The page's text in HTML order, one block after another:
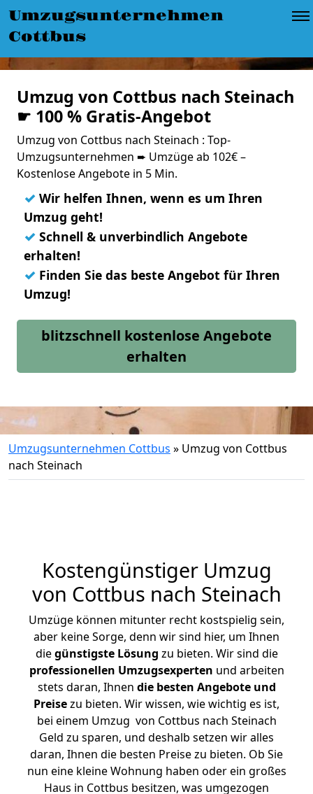
Umzugsunternehmen
Cottbus
Umzug von Cottbus nach Steinach
☛ 100 % Gratis-Angebot
Umzug von Cottbus nach Steinach : Top-
Umzugsunternehmen ➨ Umzüge ab 102€ –
Kostenlose Angebote in 5 Min.
✓ Wir helfen Ihnen, wenn es um Ihren
Umzug geht!
✓ Schnell & unverbindlich Angebote
erhalten!
✓ Finden Sie das beste Angebot für Ihren
Umzug!
blitzschnell kostenlose Angebote
erhalten
Umzugsunternehmen Cottbus » Umzug von Cottbus
nach Steinach
Kostengünstiger Umzug
von Cottbus nach Steinach
Umzüge können mitunter recht kostspielig sein,
aber keine Sorge, denn wir sind hier, um Ihnen
diegünstigste Lösung zu bieten. Wir sind die
professionellen Umzugsexperten und arbeiten
stets daran, Ihnen die besten Angebote und
Preisezu bieten. Wir wissen, wie wichtig es ist,
bei einem Umzug von Cottbus nach Steinach
Geld zu sparen, und deshalb setzen wir alles
daran, Ihnen die besten Preise zu bieten. Ob Sie
nun eine kleine Wohnung haben oder ein großes
Haus in Cottbus besitzen, was umgezogen